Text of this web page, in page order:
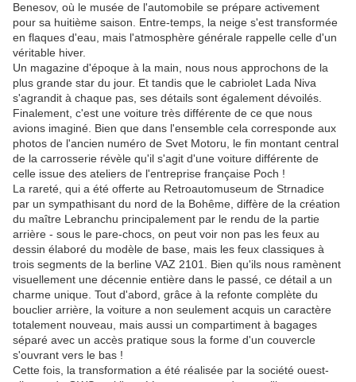
Benesov, où le musée de l'automobile se prépare activement
pour sa huitième saison. Entre-temps, la neige s'est transformée
en flaques d'eau, mais l'atmosphère générale rappelle celle d'un
véritable hiver.
Un magazine d'époque à la main, nous nous approchons de la
plus grande star du jour. Et tandis que le cabriolet Lada Niva
s'agrandit à chaque pas, ses détails sont également dévoilés.
Finalement, c'est une voiture très différente de ce que nous
avions imaginé. Bien que dans l'ensemble cela corresponde aux
photos de l'ancien numéro de Svet Motoru, le fin montant central
de la carrosserie révèle qu'il s'agit d'une voiture différente de
celle issue des ateliers de l'entreprise française Poch !
La rareté, qui a été offerte au Retroautomuseum de Strnadice
par un sympathisant du nord de la Bohême, diffère de la création
du maître Lebranchu principalement par le rendu de la partie
arrière - sous le pare-chocs, on peut voir non pas les feux au
dessin élaboré du modèle de base, mais les feux classiques à
trois segments de la berline VAZ 2101. Bien qu'ils nous ramènent
visuellement une décennie entière dans le passé, ce détail a un
charme unique. Tout d'abord, grâce à la refonte complète du
bouclier arrière, la voiture a non seulement acquis un caractère
totalement nouveau, mais aussi un compartiment à bagages
séparé avec un accès pratique sous la forme d'un couvercle
s'ouvrant vers le bas !
Cette fois, la transformation a été réalisée par la société ouest-